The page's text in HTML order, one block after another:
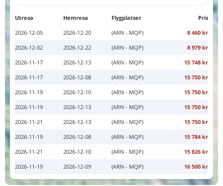
Utresa Hemresa Flygplatser
Pris
2026-12-05
2026-12-20 (ARN - MQP)
8 460 kr
2026-12-02
2026-12-22 (ARN - MQP)
8 979 kr
2026-11-17
2026-12-13 (ARN - MQP)
15 748 kr
2026-11-17
2026-12-08 (ARN - MQP)
15 750 kr
2026-11-19
2026-12-10 (ARN - MQP)
15 750 kr
2026-11-19
2026-12-13 (ARN - MQP)
15 750 kr
2026-11-21
2026-12-13 (ARN - MQP)
15 750 kr
2026-11-19
2026-12-08 (ARN - MQP)
15 784 kr
2026-11-21
2026-12-10 (ARN - MQP)
15 826 kr
2026-11-19
2026-12-09 (ARN - MQP) 16 500 kr